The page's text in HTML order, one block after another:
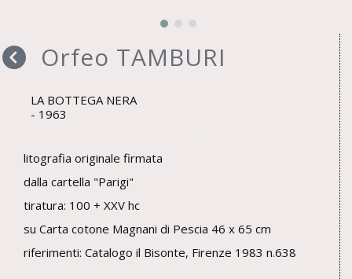
Orfeo TAMBURI
LA BOTTEGA NERA
1963
litografia originale firmata
dalla cartella "Parigi"
tiratura: 100 + XXV hc
su Carta cotone Magnani di Pescia 46 x 65 cm
riferimenti: Catalogo il Bisonte, Firenze 1983 n.638